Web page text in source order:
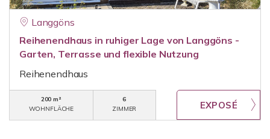
Langgöns
Reihenendhaus in ruhiger Lage von Langgöns -
Garten, Terrasse und flexible Nutzung
Reihenendhaus
200 m²
WOHNFLÄCHE
6
ZIMMER